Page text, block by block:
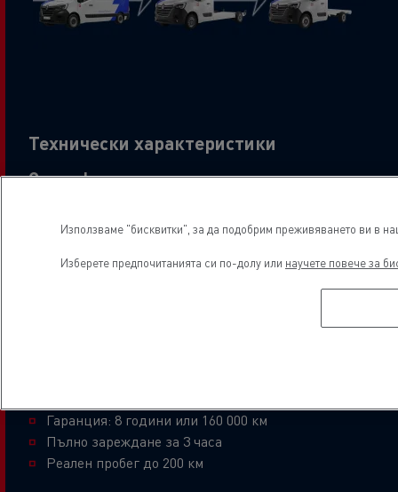
Технически характеристики
Спецификации:
кабина и шаси кабина.
6 версии
Гаранция: 8 години или 160 000 км
Пълно зареждане за 3 часа
Реален пробег до 200 км
Използваме "бисквитки", за да подобрим преживяването ви в
Изберете предпочитанията си по-долу или научете повече за